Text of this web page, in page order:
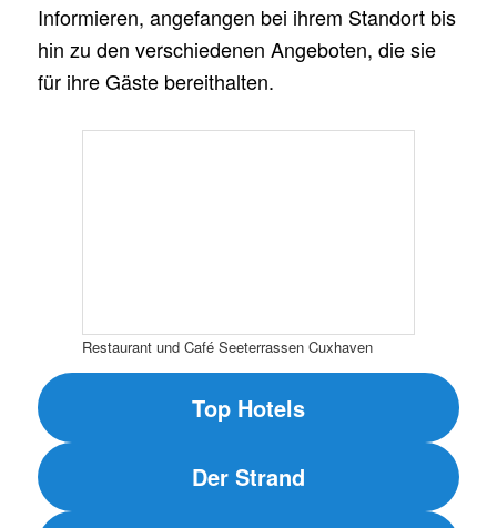
Informieren, angefangen bei ihrem Standort bis
hin zu den verschiedenen Angeboten, die sie
für ihre Gäste bereithalten.
Restaurant und Café Seeterrassen Cuxhaven
Top Hotels
Der Strand